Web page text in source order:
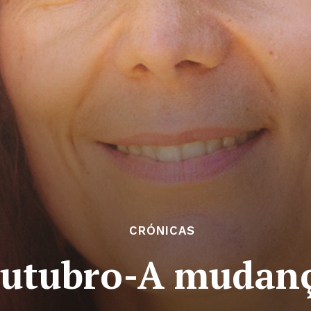
CRÓNICAS
A